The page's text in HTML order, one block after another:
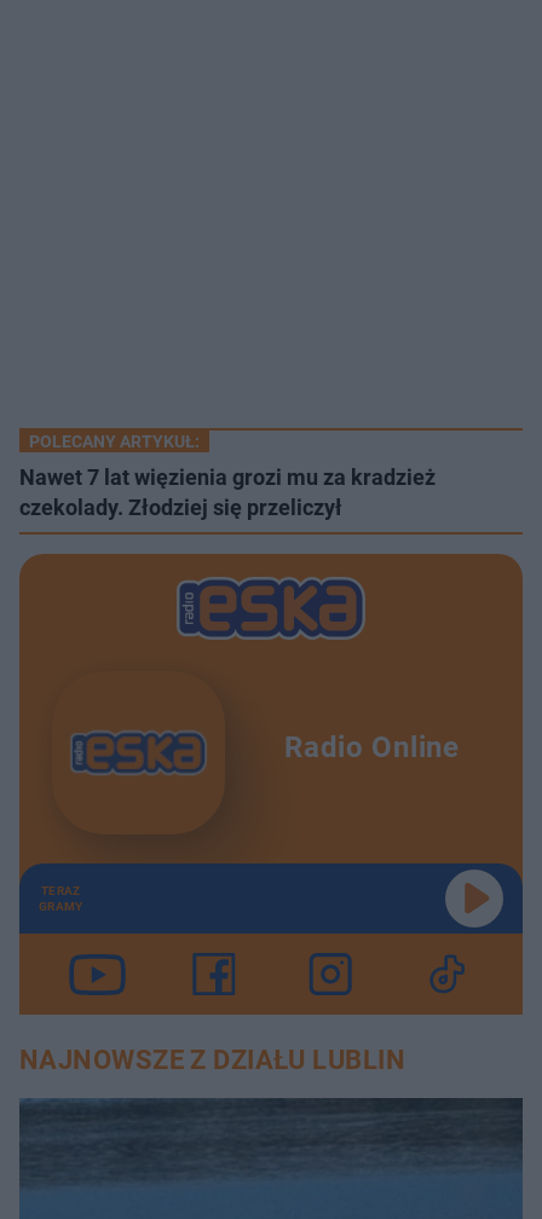
POLECANY ARTYKUŁ:
Nawet 7 lat więzienia grozi mu za kradzież
czekolady. Złodziej się przeliczył
Radio Online
TERAZ
GRAMY
NAJNOWSZE Z DZIAŁU LUBLIN